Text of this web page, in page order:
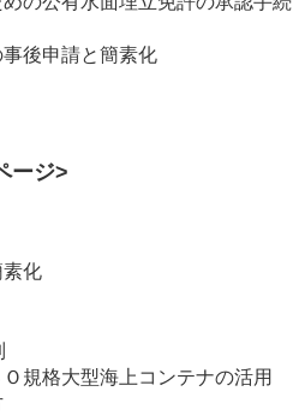
後申請と簡素化
ージ>
化
規格大型海上コンテナの活用